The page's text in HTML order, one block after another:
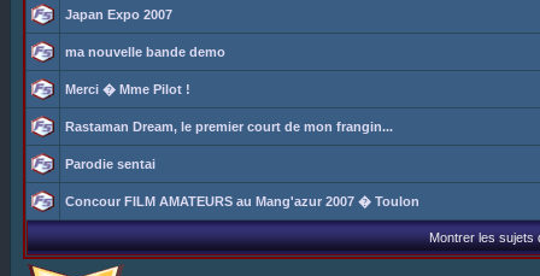
Japan Expo 2007
ma nouvelle bande demo
Merci � Mme Pilot !
Rastaman Dream, le premier court de mon frangin...
Parodie sentai
Concour FILM AMATEURS au Mang'azur 2007 � Toulon
Montrer les sujets